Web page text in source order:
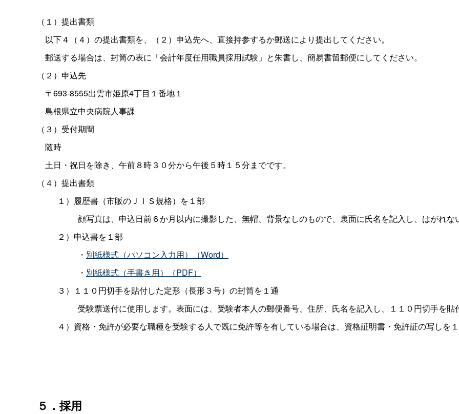
（１）提出書類
以下４（４）の提出書類を、（２）申込先へ、直接持参するか郵送により提出してください。
郵送する場合は、封筒の表に「会計年度任用職員採用試験」と朱書し、簡易書留郵便にしてください。
（２）申込先
〒693-8555出雲市姫原4丁目１番地１
島根県立中央病院人事課
（３）受付期間
随時
土日・祝日を除き、午前８時３０分から午後５時１５分までです。
（４）提出書類
１）履歴書（市販のＪＩＳ規格）を１部
顔写真は、申込日前６か月以内に撮影した、無帽、背景なしのもので、裏面に氏名を記入し、はがれな
２）申込書を１部
・ 別紙様式（パソコン入力用）（Word）
・ 別紙様式（手書き用）（PDF）
３）１１０円切手を貼付した定形（長形３号）の封筒を１通
受験票送付に使用します。表面には、受験者本人の郵便番号、住所、氏名を記入し、１１０円切手を貼
４）資格・免許が必要な職種を受験する人で既に免許等を有している場合は、資格証明書・免許証の写しを
５．採用